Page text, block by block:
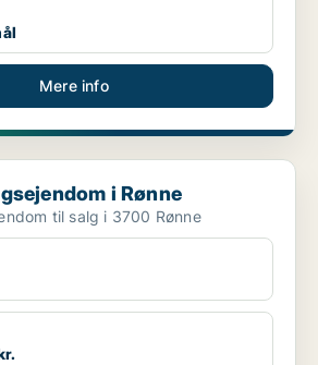
Mere info
i Rønne
i Rønne
til salg i 3700 Rønne